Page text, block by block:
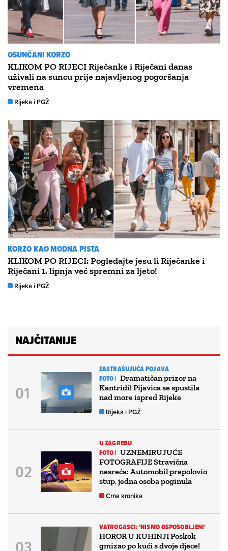
OSUNČANI KORZO
KLIKOM PO RIJECI Riječanke i Riječani danas
uživali na suncu prije najavljenog pogoršanja
vremena
Rijeka i PGŽ
KORZO KAO MODNA PISTA
KLIKOM PO RIJECI: Pogledajte jesu li Riječanke i
Riječani 1. lipnja već spremni za ljeto!
Rijeka i PGŽ
NAJČITANIJE
ZASTRAŠUJUĆA POJAVA
FOTO | Dramatičan prizor na
Kantridi! Pijavica se spustila
nad more ispred Rijeke
Rijeka i PGŽ
U ZAGREBU
FOTO | UZNEMIRUJUĆE
FOTOGRAFIJE Stravična
nesreća: Automobil prepolovio
stup, jedna osoba poginula
Crna kronika
VATROGASCI: 'NISMO OSPOSOBLJENI'
HOROR U KUHINJI Poskok
gmizao po kući s dvoje djece!